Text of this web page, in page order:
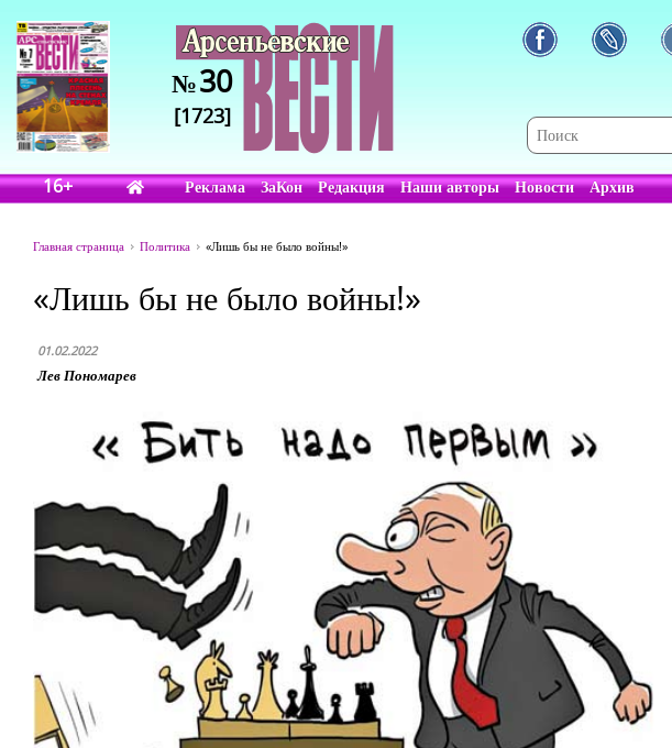
№30
[1723]
16+ Реклама ЗаКон Редакция Наши авторы Новости Архив
Главная страница Политика «Лишь бы не было войны!»
«Лишь бы не было войны!»
01.02.2022
Лев Пономарев